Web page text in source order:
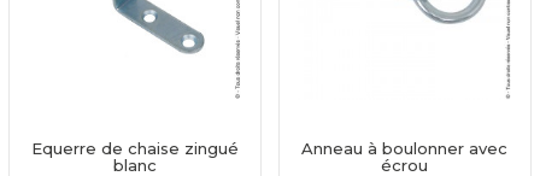
Equerre de chaise zingué
blanc
Anneau à boulonner avec
écrou